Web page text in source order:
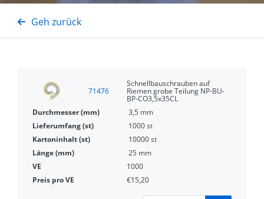
Geh zurück
71476
Schnellbauschrauben auf
Riemen grobe Teilung NP-BU-
BP-CO3,5x35CL
3,5 mm
1000 st
10000 st
25 mm
1000
€15,20